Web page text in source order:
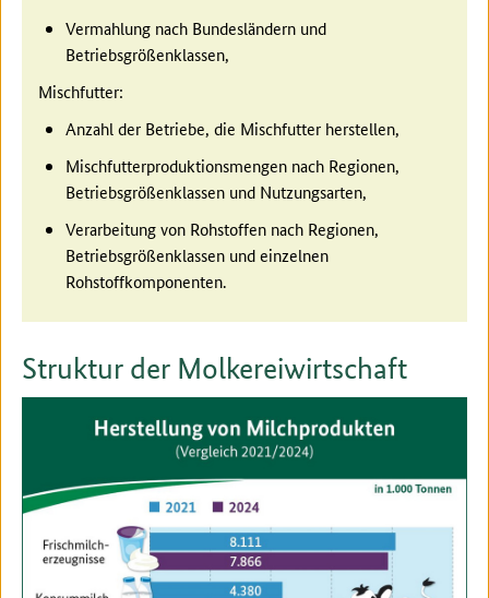
Vermahlung nach Bundesländern und
Betriebsgrößenklassen,
Mischfutter:
Anzahl der Betriebe, die Mischfutter herstellen,
Mischfutterproduktionsmengen nach Regionen,
Betriebsgrößenklassen und Nutzungsarten,
Verarbeitung von Rohstoffen nach Regionen,
Betriebsgrößenklassen und einzelnen
Rohstoffkomponenten.
Struktur der Molkereiwirtschaft